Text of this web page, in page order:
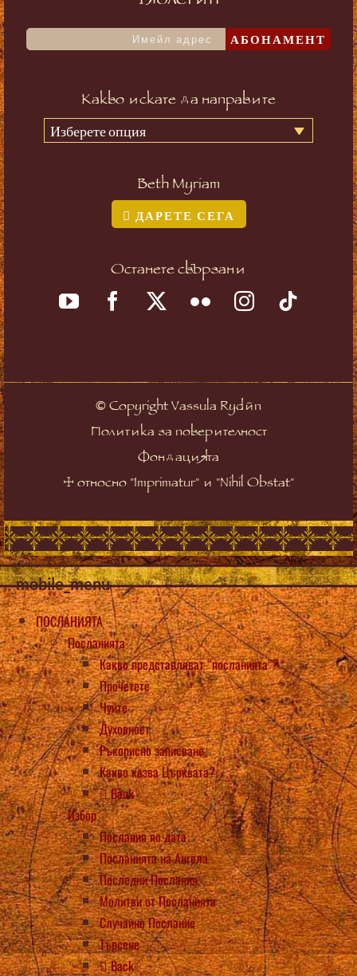
АБОНАМЕНТ
Какво искате да направите
Изберете опция
Beth Myriam
ДАРЕТЕ СЕГА
Останете свързани
© Copyright Vassula Rydén
Политика за поверителност
Фондацията
☩ относно "Imprimatur" и "Nihil Obstat"
mobile_menu
ПОСЛАНИЯТА
Посланията
Какво представляват “посланията”?
Прочетете
Чуйте
Духовност
Ръкописно записване
Какво казва Църквата?
Back
Избор
Послания по дата
Посланията на Ангела
Последни Послания
Молитви от Посланията
Случайно Послание
Търсене
Back